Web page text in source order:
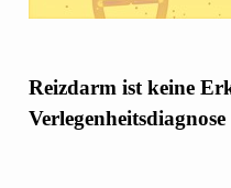
Reizdarm ist keine
Verlegenheitsdiagnose